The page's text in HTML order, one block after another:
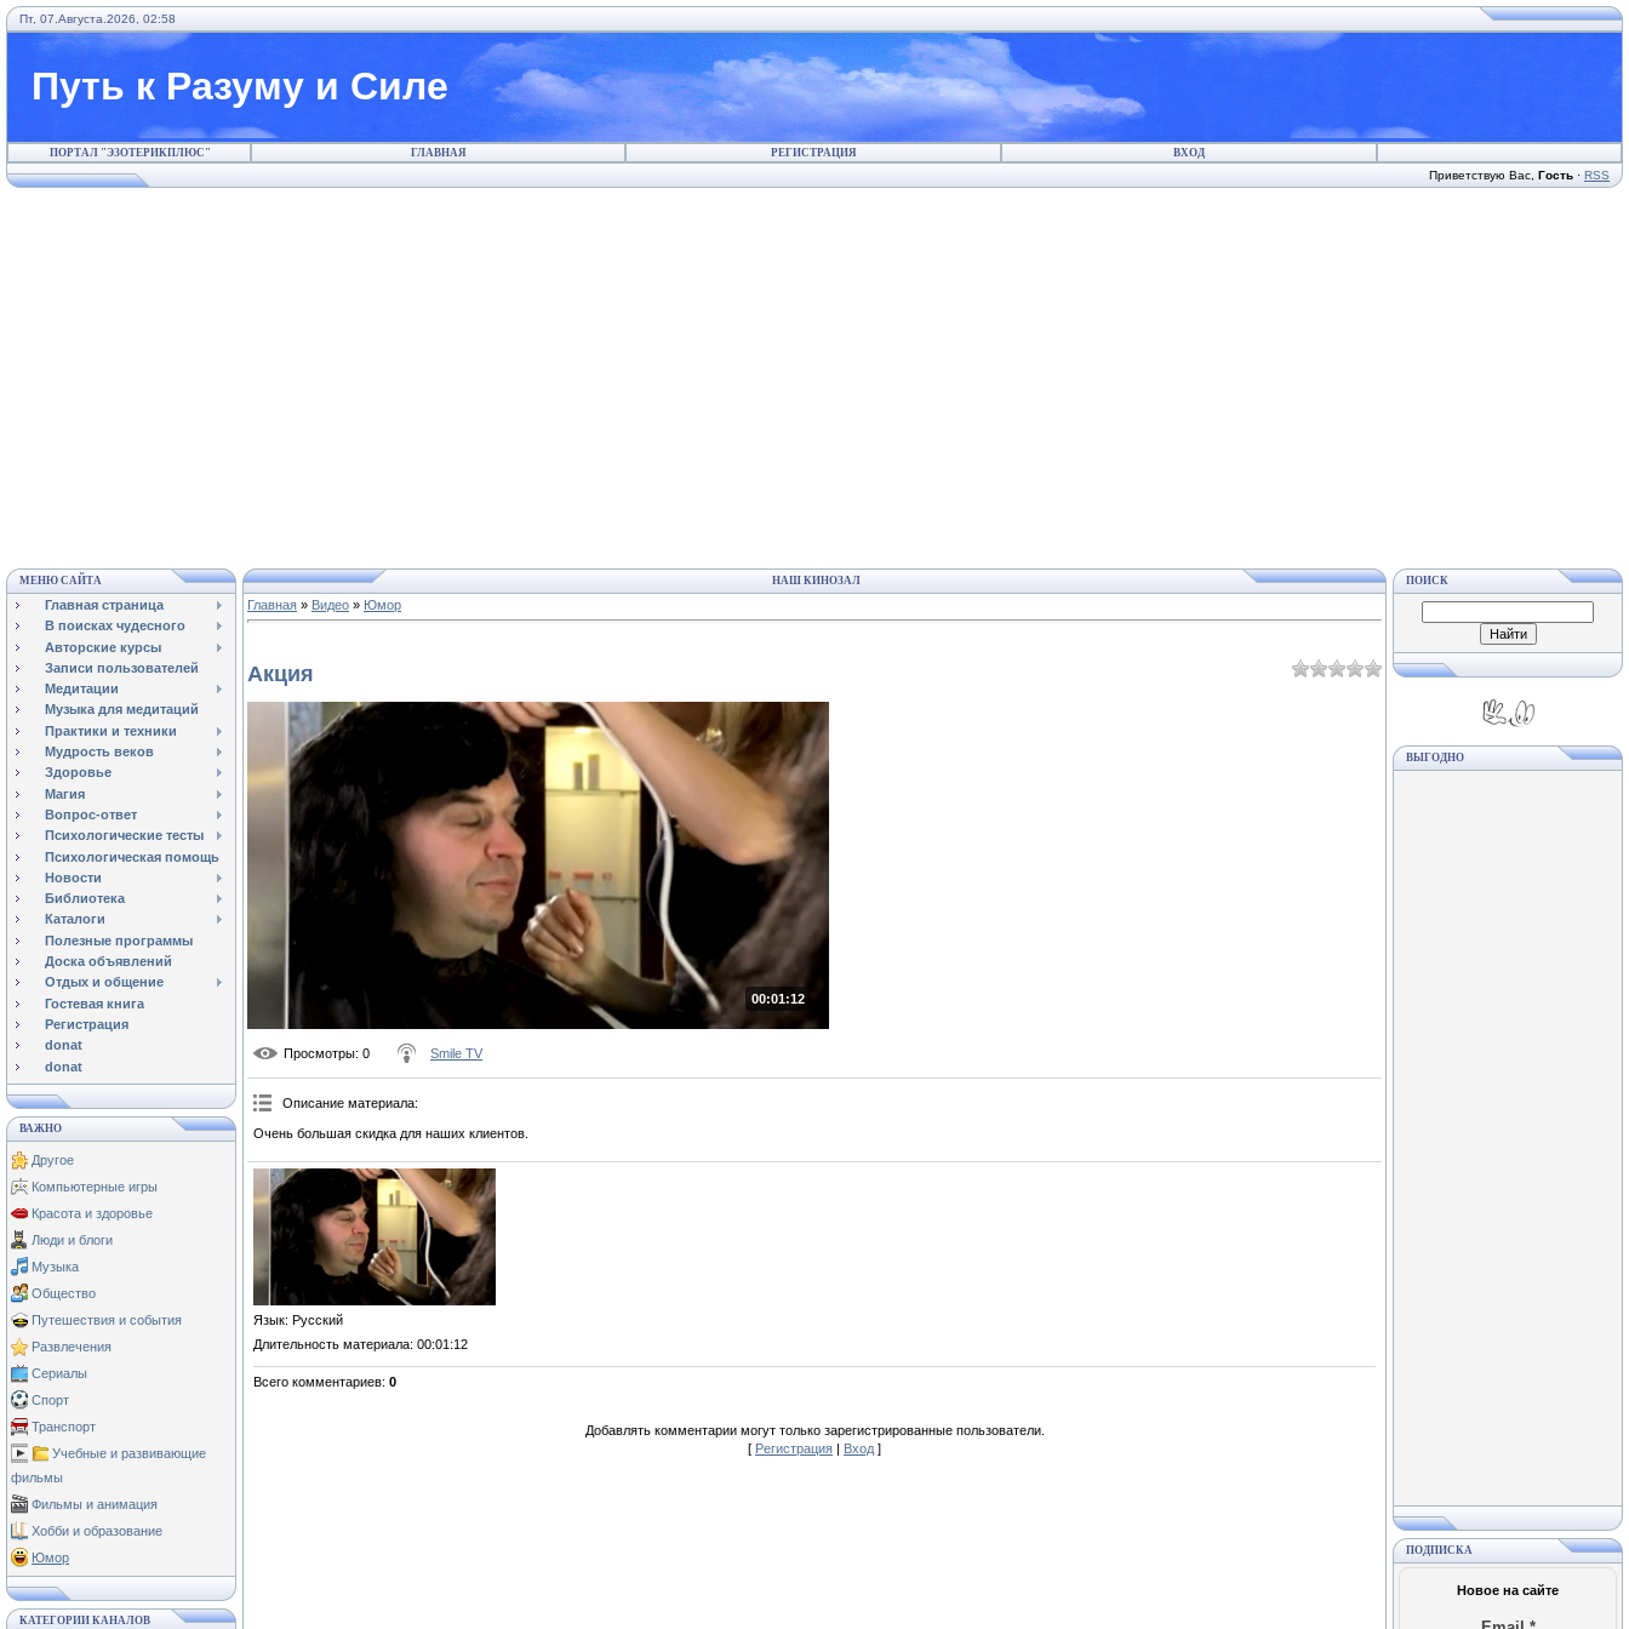
Пт, 07.Августа.2026, 02:58
Путь к Разуму и Силе
ПОРТАЛ "ЭЗОТЕРИКПЛЮС" ГЛАВНАЯ РЕГИСТРАЦИЯ ВХОД
Приветствую Вас Гость · RSS
МЕНЮ САЙТА
Главная страница
В поисках чудесного
Авторские курсы
Записи пользователей
Медитации
Музыка для медитаций
Практики и техники
Мудрость веков
Здоровье
Магия
Вопрос-ответ
Психологические тесты
Психологическая помощь
Новости
Библиотека
Каталоги
Полезные программы
Доска объявлений
Отдых и общение
Гостевая книга
Регистрация
donat
donat
ВАЖНО
Другое
Компьютерные игры
Красота и здоровье
Люди и блоги
Музыка
Общество
Путешествия и события
Развлечения
Сериалы
Спорт
Транспорт
Учебные и развивающие
фильмы
Фильмы и анимация
Хобби и образование
Юмор
КАТЕГОРИИ КАНАЛОВ
НАШ КИНОЗАЛ
Главная » Видео » Юмор
Акция
00:01:12
Просмотры: 0 Smile TV
Описание материала:
Очень большая скидка для наших клиентов.
Язык: Русский
Длительность материала: 00:01:12
Всего комментариев: 0
Добавлять комментарии могут только зарегистрированные пользователи.
[ Регистрация | Вход ]
ПОИСК
ВЫГОДНО
ПОДПИСКА
Новое на сайте